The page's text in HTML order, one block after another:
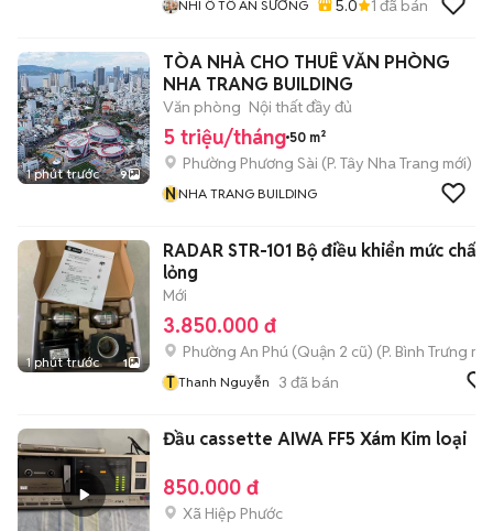
NHI Ô TÔ AN SƯƠNG 5.0 1 đã bán
1 phút trước 9
TÒA NHÀ CHO THUÊ VĂN PHÒNG
NHA TRANG BUILDING
Văn phòng Nội thất đầy đủ
5 triệu/tháng 50 m²
Phường Phương Sài (P. Tây Nha Trang mới)
NNHA TRANG BUILDING
1 phút trước 1
RADAR STR-101 Bộ điều khiển mức chất
lỏng
Mới
3.850.000 đ
Phường An Phú (Quận 2 cũ) (P. Bình Trưng
T Thanh Nguyễn 3 đã bán
Đầu cassette AIWA FF5 Xám Kim loại
850.000 đ
Xã Hiệp Phước